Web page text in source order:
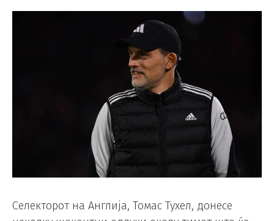
Селекторот на Англија, Томас Тухел, донесе